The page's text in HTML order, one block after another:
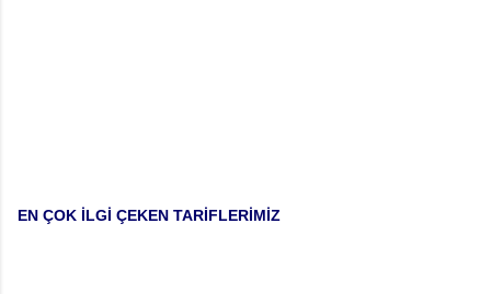
EN ÇOK İLGİ ÇEKEN TARİFLERİMİZ